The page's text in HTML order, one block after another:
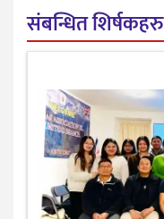
संबन्धित शिर्षकहरु